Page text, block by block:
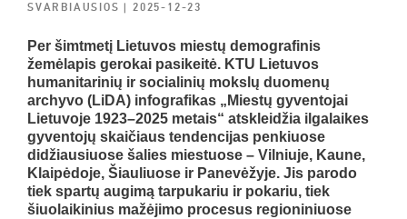
SVARBIAUSIOS | 2025-12-23
Per šimtmetį Lietuvos miestų demografinis
žemėlapis gerokai pasikeitė. KTU Lietuvos
humanitarinių ir socialinių mokslų duomenų
archyvo (LiDA) infografikas „Miestų gyventojai
Lietuvoje 1923–2025 metais“ atskleidžia ilgalaikes
gyventojų skaičiaus tendencijas penkiuose
didžiausiuose šalies miestuose – Vilniuje, Kaune,
Klaipėdoje, Šiauliuose ir Panevėžyje. Jis parodo
tiek spartų augimą tarpukariu ir pokariu, tiek
šiuolaikinius mažėjimo procesus regioniniuose